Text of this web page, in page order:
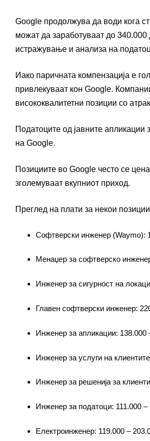
Google продолжува да води кога
можат да заработуваат до
истражување и анализа на
Иако паричната компензација е
привлекуваат кон Google.
висококвалитетни позиции со
Податоците од јавните апликации
на Google.
Позициите во Google често се
зголемуваат вкупниот приход.
Преглед на плати за некои
Софтверски инженер (Waymo):
Менаџер за софтверско
Инженер за сигурност на
Главен софтверски инженер:
Инженер за апликации: 138.000
Инженер за услуги на
Инженер за решенија за
Инженер за податоци: 111.000
Електроинженер: 119.000 –